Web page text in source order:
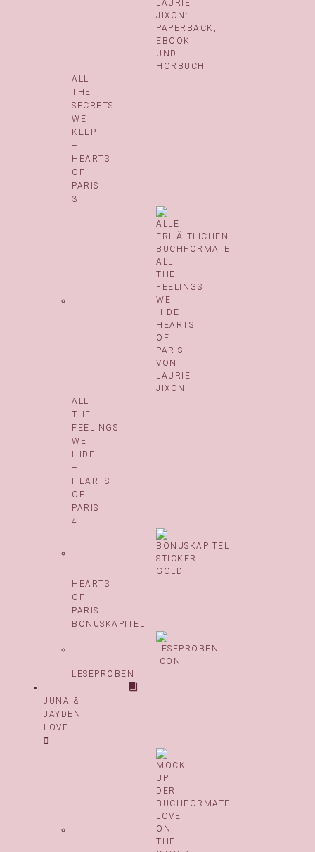
ALL
THE
SECRETS
WE
KEEP
–
HEARTS
OF
PARIS
3
ALL
THE
FEELINGS
WE
HIDE
–
HEARTS
OF
PARIS
4
HEARTS
OF
PARIS
BONUSKAPITEL
LESEPROBEN
JUNA &
JAYDEN
LOVE